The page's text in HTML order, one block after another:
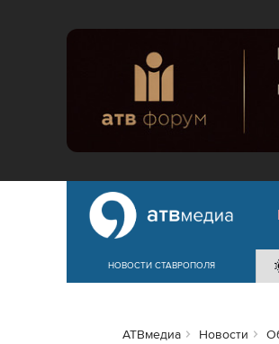
НОВОСТИ СТАВРОПОЛЯ
АТВмедиа Новости